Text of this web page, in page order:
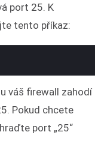
port 25. K
tento příkaz:
váš firewall zahodí
Pokud chcete
port „25“